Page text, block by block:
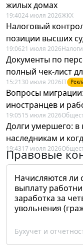
жилых домах
19:4024 июля 2026ЖКХ
Налоговый
позиции высших
19:0621 июля 2026
Документы по
полный чек-лист
15:21 30 июля 2026IT
Вопросы
иностранцев и
19:0515 июля 2026
Долги умершего: в
наследникам и
19:4317 июля 2026
Правовые
Начисляются ли
выплату
заработка за
увольнения
Бухучет и